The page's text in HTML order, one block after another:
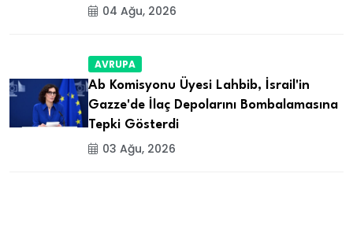
04 Ağu, 2026
AVRUPA
Ab Komisyonu Üyesi Lahbib, İsrail'in
Gazze'de İlaç Depolarını Bombalamasına
Tepki Gösterdi
03 Ağu, 2026